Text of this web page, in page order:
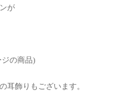
が
の商品)
耳飾りもございます。